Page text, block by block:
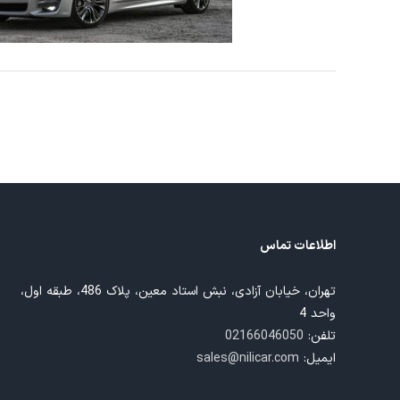
اطلاعات تماس
تهران، خیابان آزادی، نبش استاد معین، پلاک 486، طبقه اول،
واحد 4
تلفن: 02166046050
ایمیل: sales@nilicar.com